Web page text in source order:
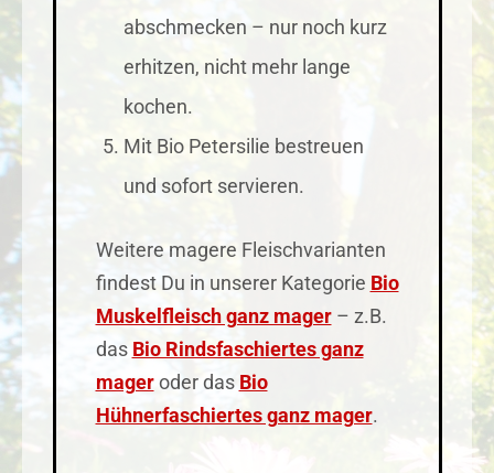
abschmecken – nur noch kurz
erhitzen, nicht mehr lange
kochen.
Mit Bio Petersilie bestreuen
und sofort servieren.
Weitere magere Fleischvarianten
findest Du in unserer Kategorie Bio
Muskelfleisch ganz mager– z.B.
das Bio Rindsfaschiertes ganz
mageroder das Bio
Hühnerfaschiertes ganz mager.